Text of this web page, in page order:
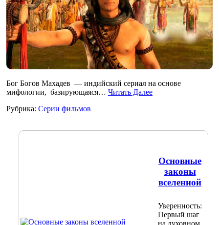
Бог Богов Махадев — индийский сериал на основе
мифологии, базирующаяся… Читать Далее
Рубрика: Серии фильмов
Основные
законы
вселенной
Уверенность:
Первый шаг